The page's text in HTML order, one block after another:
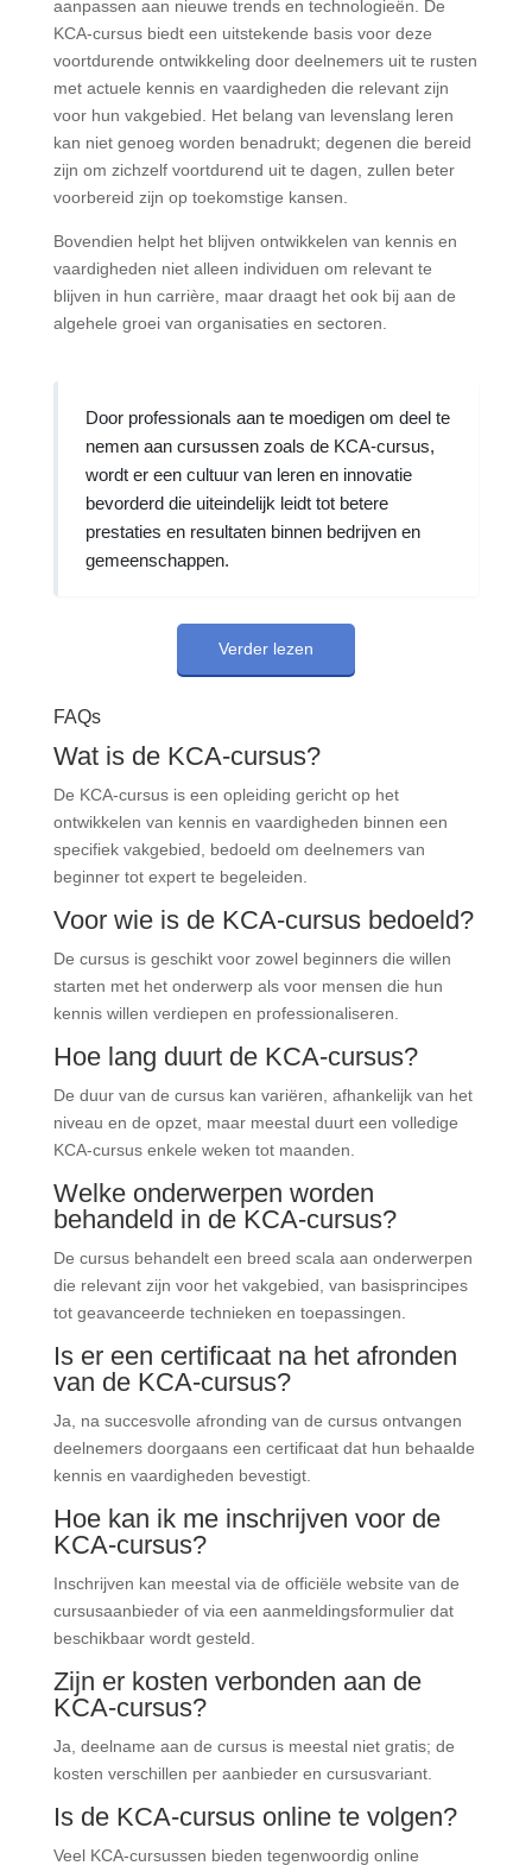
aanpassen aan nieuwe trends en technologieën. De
KCA-cursus biedt een uitstekende basis voor deze
voortdurende ontwikkeling door deelnemers uit te rusten
met actuele kennis en vaardigheden die relevant zijn
voor hun vakgebied. Het belang van levenslang leren
kan niet genoeg worden benadrukt; degenen die bereid
zijn om zichzelf voortdurend uit te dagen, zullen beter
voorbereid zijn op toekomstige kansen.
Bovendien helpt het blijven ontwikkelen van kennis en
vaardigheden niet alleen individuen om relevant te
blijven in hun carrière, maar draagt het ook bij aan de
algehele groei van organisaties en sectoren.
Door professionals aan te moedigen om deel te
nemen aan cursussen zoals de KCA-cursus,
wordt er een cultuur van leren en innovatie
bevorderd die uiteindelijk leidt tot betere
prestaties en resultaten binnen bedrijven en
gemeenschappen.
Verder lezen
FAQs
Wat is de KCA-cursus?
De KCA-cursus is een opleiding gericht op het
ontwikkelen van kennis en vaardigheden binnen een
specifiek vakgebied, bedoeld om deelnemers van
beginner tot expert te begeleiden.
Voor wie is de KCA-cursus bedoeld?
De cursus is geschikt voor zowel beginners die willen
starten met het onderwerp als voor mensen die hun
kennis willen verdiepen en professionaliseren.
Hoe lang duurt de KCA-cursus?
De duur van de cursus kan variëren, afhankelijk van het
niveau en de opzet, maar meestal duurt een volledige
KCA-cursus enkele weken tot maanden.
Welke onderwerpen worden
behandeld in de KCA-cursus?
De cursus behandelt een breed scala aan onderwerpen
die relevant zijn voor het vakgebied, van basisprincipes
tot geavanceerde technieken en toepassingen.
Is er een certificaat na het afronden
van de KCA-cursus?
Ja, na succesvolle afronding van de cursus ontvangen
deelnemers doorgaans een certificaat dat hun behaalde
kennis en vaardigheden bevestigt.
Hoe kan ik me inschrijven voor de
KCA-cursus?
Inschrijven kan meestal via de officiële website van de
cursusaanbieder of via een aanmeldingsformulier dat
beschikbaar wordt gesteld.
Zijn er kosten verbonden aan de
KCA-cursus?
Ja, deelname aan de cursus is meestal niet gratis; de
kosten verschillen per aanbieder en cursusvariant.
Is de KCA-cursus online te volgen?
Veel KCA-cursussen bieden tegenwoordig online